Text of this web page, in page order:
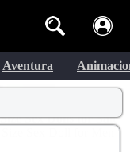
Aventura